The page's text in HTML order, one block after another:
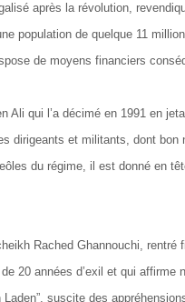
après la révolution,
population de quelque 11
de moyens financiers
Ali qui l’a décimé en 1991 en
dirigeants et militants, dont bon
du régime, il est donné en
Rached Ghannouchi, rentré
20 années d’exil et qui affirme
Laden”, suscite des